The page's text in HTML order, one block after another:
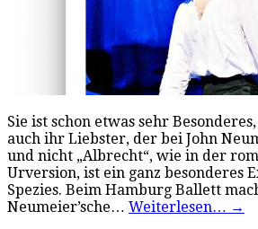
Sie ist schon etwas sehr
auch ihr Liebster, der bei John
und nicht „Albrecht“, wie in der
Urversion, ist ein ganz besonderes
Spezies. Beim Hamburg Ballett
Neumeier’sche… Weiterlesen… →